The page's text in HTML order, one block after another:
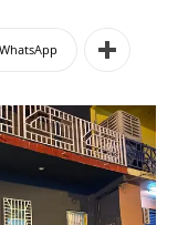
WhatsApp